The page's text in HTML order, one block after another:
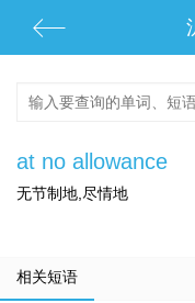
at no allowance
无节制地,尽情地
相关短语